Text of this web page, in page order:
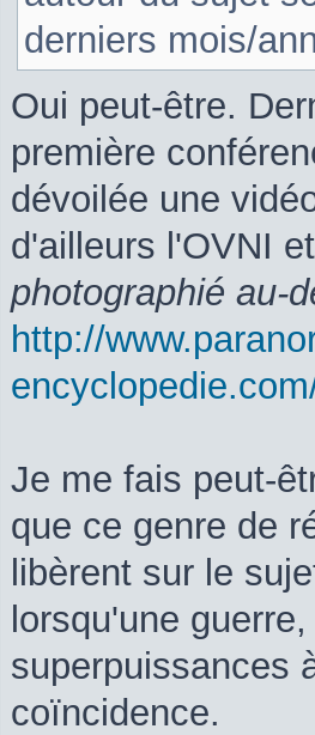
derniers mois/
Oui peut-être.
première
dévoilée une
d'ailleurs l'OVNI
photographié au-
http://
Je me fais peut-
que ce genre de
libèrent sur le
lorsqu'une
superpuissances
coïncidence.